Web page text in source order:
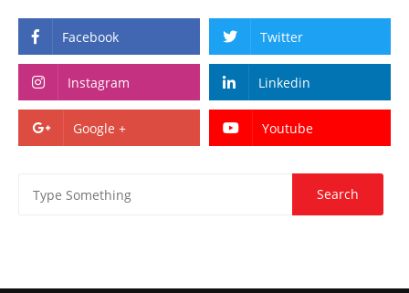
Facebook Twitter
Instagram Linkedin
Google + Youtube